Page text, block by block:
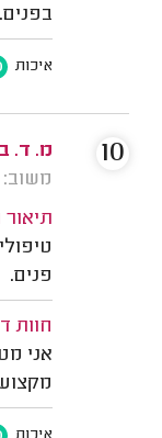
איכות
מ. ד.
משוב: 31/01/2025
פנים.
חוות
אני
10